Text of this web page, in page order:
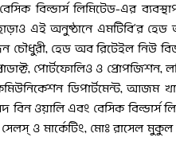
বিল্ডার্স লিমিটেড-এর
এই অনুষ্ঠানে এমটিবি’র হেড
চৌধুরী, হেড অব রিটেইল নিউ
পোর্টফোলিও ও প্রোপজিশন,
ডিপার্টমেন্ট, আজম
বিন ওয়ালি এবং বেসিক বিল্ডার্স
ও মার্কেটিং, মোঃ রাসেল মুকুল